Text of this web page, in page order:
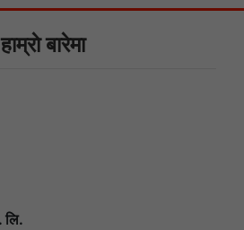
हाम्राे बारेमा
लि.